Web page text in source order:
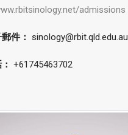
admissions
件： sinology@rbit.qld.edu.au
+61745463702